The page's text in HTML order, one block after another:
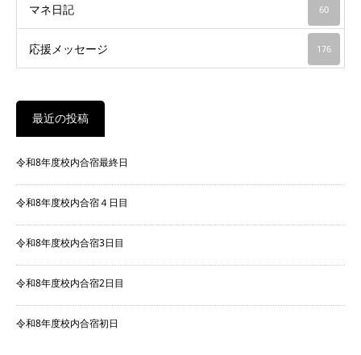
マネ日記 60
応援メッセージ 176
最近の投稿
令和8年度校内合宿最終日
令和8年度校内合宿４日目
令和8年度校内合宿3日目
令和8年度校内合宿2日目
令和8年度校内合宿初日